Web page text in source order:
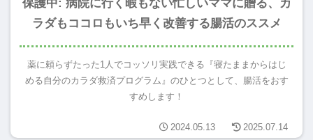
ラダもココロもいち早く改善する腸活のススメ
薬に頼らずたった1人でコッソリ実践できる『寝たままからはじ
める自分のカラダ救済プログラム』のひとつとして、腸活をおす
すめします！
2024.05.13 2025.07.14